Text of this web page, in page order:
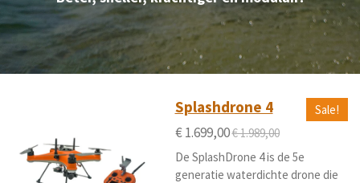
Sale!
Splashdrone 4
€ 1.699,00€ 1.989,00
De SplashDrone 4 is de 5e
generatie waterdichte drone die